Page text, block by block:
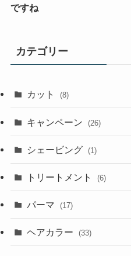
ですね
カテゴリー
カット (8)
キャンペーン (26)
シェービング (1)
トリートメント (6)
パーマ (17)
ヘアカラー (33)